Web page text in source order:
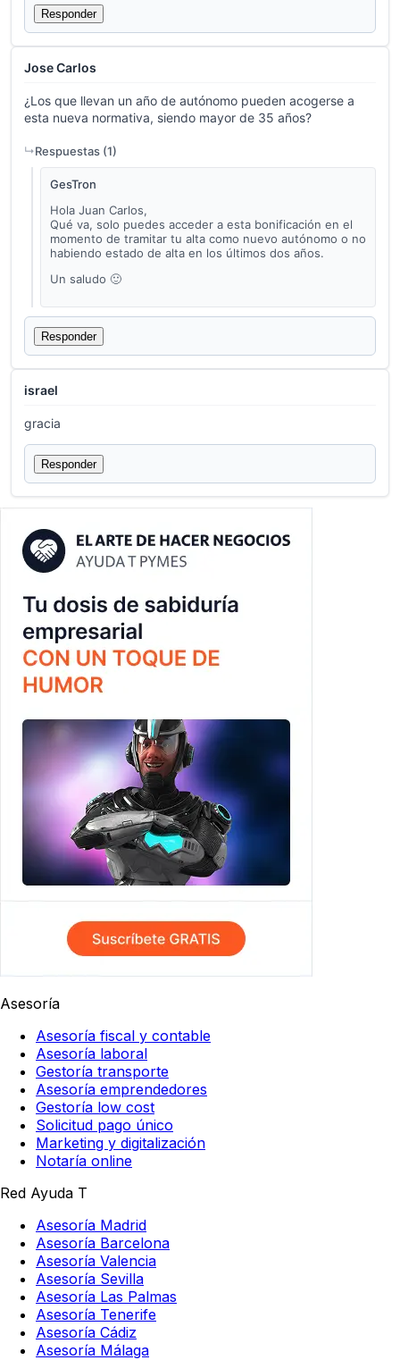
Responder
Jose Carlos
¿Los que llevan un año de autónomo pueden acogerse a
esta nueva normativa, siendo mayor de 35 años?
Respuestas (1)
GesTron
Hola Juan Carlos,
Qué va, solo puedes acceder a esta bonificación en el
momento de tramitar tu alta como nuevo autónomo o no
habiendo estado de alta en los últimos dos años.
Un saludo 🙂
Responder
israel
gracia
Responder
Asesoría
Asesoría fiscal y contable
Asesoría laboral
Gestoría transporte
Asesoría emprendedores
Gestoría low cost
Solicitud pago único
Marketing y digitalización
Notaría online
Red Ayuda T
Asesoría Madrid
Asesoría Barcelona
Asesoría Valencia
Asesoría Sevilla
Asesoría Las Palmas
Asesoría Tenerife
Asesoría Cádiz
Asesoría Málaga